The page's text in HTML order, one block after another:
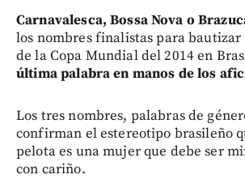
Carnavalesca, Bossa Nova o
los nombres finalistas para
de la Copa Mundial del 2014 en
última palabra en manos de los
Los tres nombres, palabras de
confirman el estereotipo brasileño
pelota es una mujer que debe ser
con cariño.